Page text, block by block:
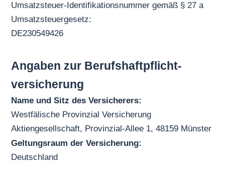
Umsatzsteuer-Identifikationsnummer gemäß § 27 a
Umsatzsteuergesetz:
DE230549426
Angaben zur Berufs­haftpflicht­
versicherung
Name und Sitz des Versicherers:
Westfälische Provinzial Versicherung
Aktiengesellschaft, Provinzial-Allee 1, 48159 Münster
Geltungsraum der Versicherung:
Deutschland